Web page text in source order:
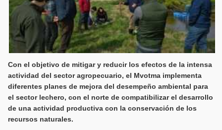
Con el objetivo de mitigar y reducir los efectos de la intensa
actividad del sector agropecuario, el Mvotma implementa
diferentes planes de mejora del desempeño ambiental para
el sector lechero, con el norte de compatibilizar el desarrollo
de una actividad productiva con la conservación de los
recursos naturales.